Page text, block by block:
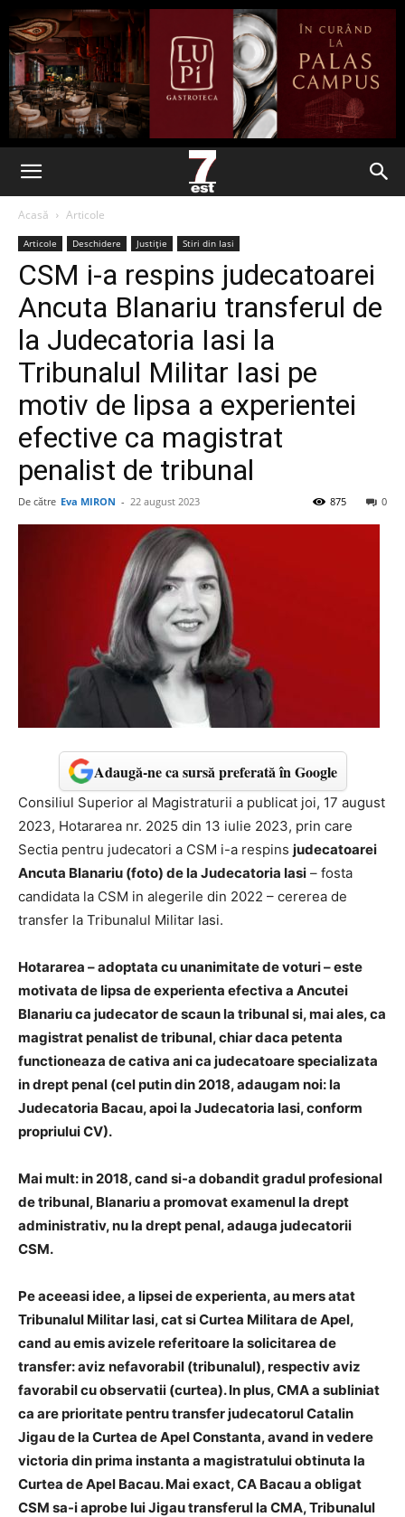
Acasă Articole
Articole Deschidere Justiție Stiri din Iasi
CSM i-a respins judecatoarei
Ancuta Blanariu transferul de
la Judecatoria Iasi la
Tribunalul Militar Iasi pe
motiv de lipsa a experientei
efective ca magistrat
penalist de tribunal
De către Eva MIRON - 22 august 2023 0
875
Adaugă-ne ca sursă preferată în Google
Consiliul Superior al Magistraturii a publicat joi, 17 august
2023, Hotararea nr. 2025 din 13 iulie 2023, prin care
Sectia pentru judecatori a CSM i-a respins judecatoarei
Ancuta Blanariu (foto) de la Judecatoria Iasi – fosta
candidata la CSM in alegerile din 2022 – cererea de
transfer la Tribunalul Militar Iasi.
Hotararea – adoptata cu unanimitate de voturi – este
motivata de lipsa de experienta efectiva a Ancutei
Blanariu ca judecator de scaun la tribunal si, mai ales, ca
magistrat penalist de tribunal, chiar daca petenta
functioneaza de cativa ani ca judecatoare specializata
in drept penal (cel putin din 2018, adaugam noi: la
Judecatoria Bacau, apoi la Judecatoria Iasi, conform
propriului CV).
Mai mult: in 2018, cand si-a dobandit gradul profesional
de tribunal, Blanariu a promovat examenul la drept
administrativ, nu la drept penal, adauga judecatorii
CSM.
Pe aceeasi idee, a lipsei de experienta, au mers atat
Tribunalul Militar Iasi, cat si Curtea Militara de Apel,
cand au emis avizele referitoare la solicitarea de
transfer: aviz nefavorabil (tribunalul), respectiv aviz
favorabil cu observatii (curtea). In plus, CMA a subliniat
ca are prioritate pentru transfer judecatorul Catalin
Jigau de la Curtea de Apel Constanta, avand in vedere
victoria din prima instanta a magistratului obtinuta la
Curtea de Apel Bacau. Mai exact, CA Bacau a obligat
CSM sa-i aprobe lui Jigau transferul la CMA, Tribunalul